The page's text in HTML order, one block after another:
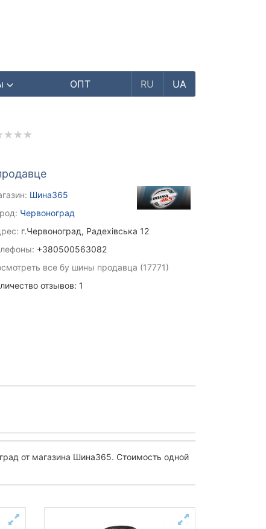
ОПТ RU UA
Шина365
Червоноград
г.Червоноград, Радехівська 12
+380500563082
все бу шины продавца (17771)
отзывов: 1
от магазина Шина365. Стоимость одной